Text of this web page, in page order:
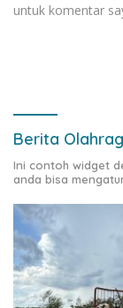
untuk komentar
Berita
Ini contoh widget
anda bisa